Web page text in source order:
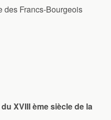
des Francs-Bourgeois
XVIII ème siècle de la